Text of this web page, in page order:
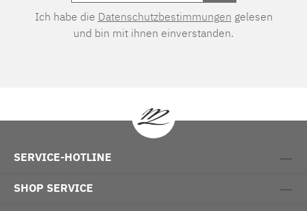
Ich habe die Datenschutzbestimmungen gelesen
und bin mit ihnen einverstanden.
SERVICE-HOTLINE
SHOP SERVICE